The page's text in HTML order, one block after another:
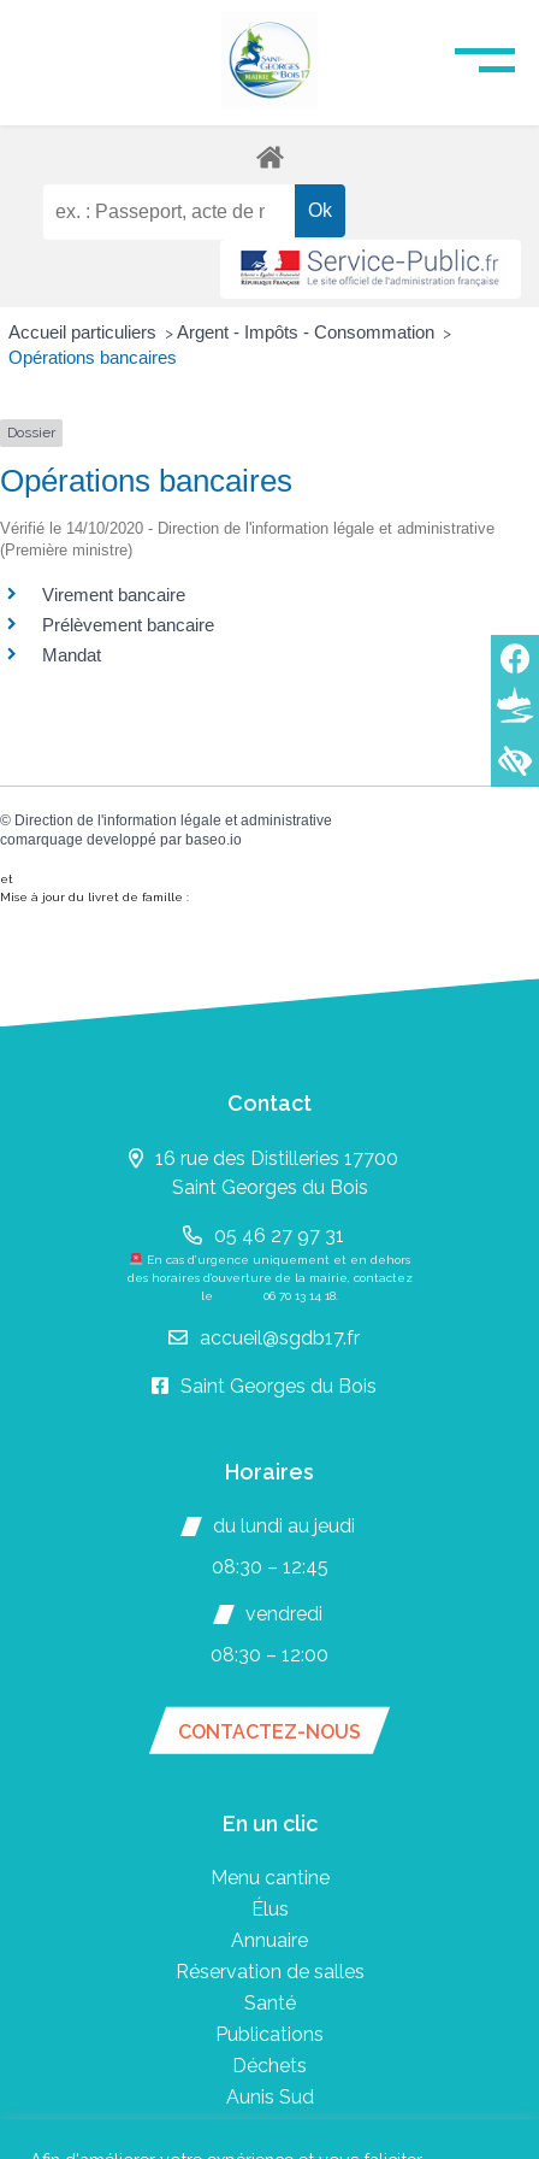
Accueil particuliers > Argent - Impôts - Consommation >
Opérations bancaires
Dossier
Opérations bancaires
Vérifié le 14/10/2020 - Direction de l'information légale et administrative
(Première ministre)
Virement bancaire
Prélèvement bancaire
Mandat
© Direction de l'information légale et administrative
comarquage developpé par baseo.io
et
Mise à jour du livret de famille :
Contact
16 rue des Distilleries 17700
Saint Georges du Bois
05 46 27 97 31
En cas d’urgence uniquement et en dehors
des horaires d’ouverture de la mairie, contactez
le 06 70 13 14 18
accueil@sgdb17.fr
Saint Georges du Bois
Horaires
du lundi au jeudi
08:30 – 12:45
vendredi
08:30 – 12:00
CONTACTEZ-NOUS
En un clic
Menu cantine
Élus
Annuaire
Réservation de salles
Santé
Publications
Déchets
Aunis Sud